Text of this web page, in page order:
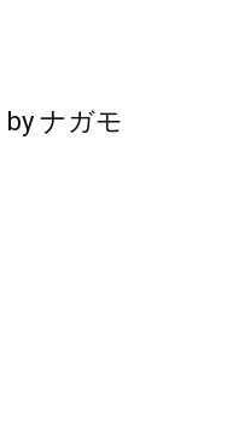
byナガモ